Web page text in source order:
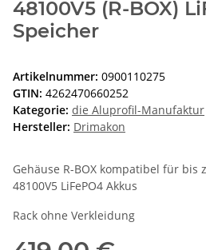
48100V5 (R-BOX)
Speicher
Artikelnummer: 0900110275
GTIN: 4262470660252
Kategorie: die Aluprofil-Manufaktur
Hersteller: Drimakon
Gehäuse R-BOX kompatibel für bis
48100V5 LiFePO4 Akkus
Rack ohne Verkleidung